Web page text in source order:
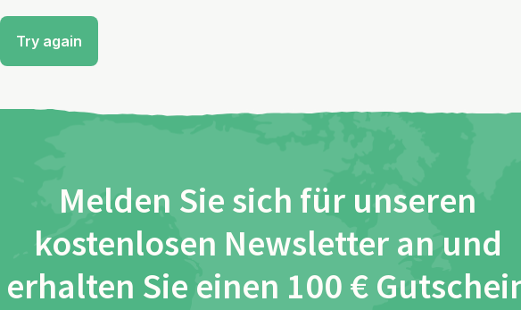
Try again
Melden Sie sich für unseren
kostenlosen Newsletter an und
erhalten Sie einen 100 €